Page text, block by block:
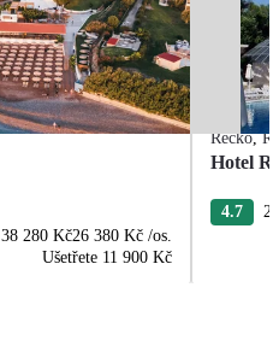
38 280 Kč26 380 Kč /os.
Ušetřete 11 900 Kč
Řecko,
Hotel
4.7